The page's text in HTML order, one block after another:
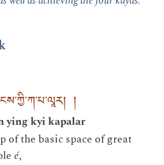
།
ying kyi kapalar
of the basic space of great
é,